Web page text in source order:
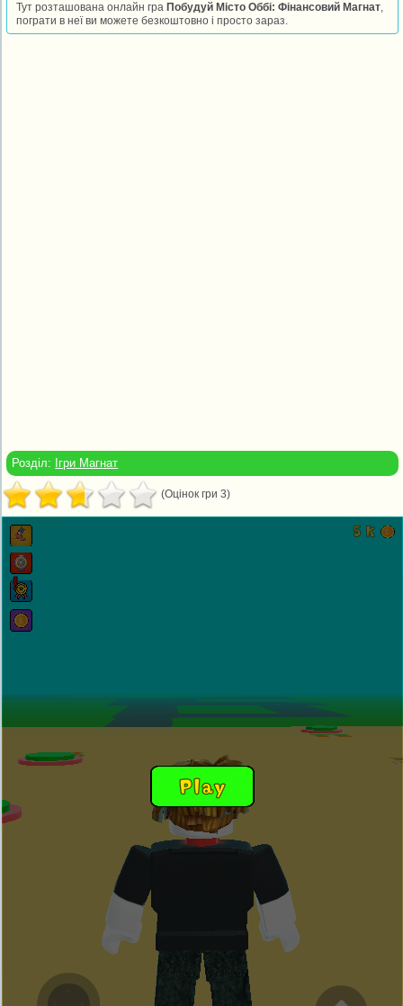
Тут розташована онлайн гра Побудуй Місто Оббі: Фінансовий Магнат,
пограти в неї ви можете безкоштовно і просто зараз.
Розділ: Ігри Магнат
(Оцінок гри 3)